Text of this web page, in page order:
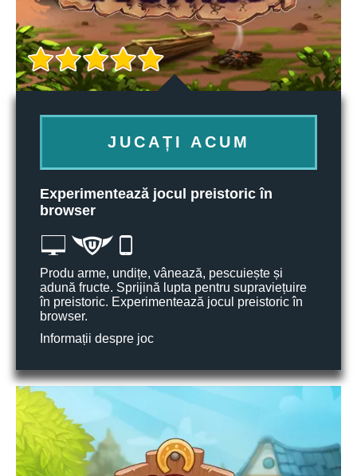
JUCAȚI ACUM
Experimentează jocul preistoric în
browser
Produ arme, undițe, vânează, pescuiește și
adună fructe. Sprijină lupta pentru supraviețuire
în preistoric. Experimentează jocul preistoric în
browser.
Informații despre joc